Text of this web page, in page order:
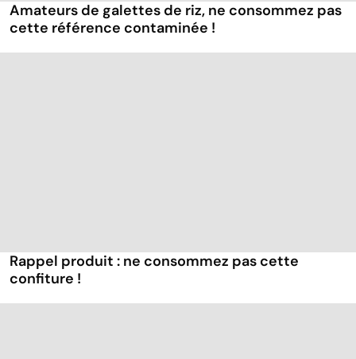
Amateurs de galettes de riz, ne consommez pas
cette référence contaminée !
Rappel produit : ne consommez pas cette
confiture !